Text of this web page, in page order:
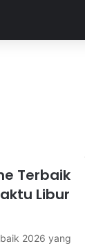
Terbaik
Libur
2026 yang